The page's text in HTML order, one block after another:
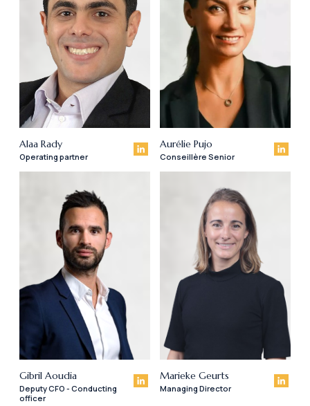
Alaa Rady
Operating partner
Aurélie Pujo
Conseillère Senior
Gibril Aoudia
Deputy CFO - Conducting
officer
Marieke Geurts
Managing Director